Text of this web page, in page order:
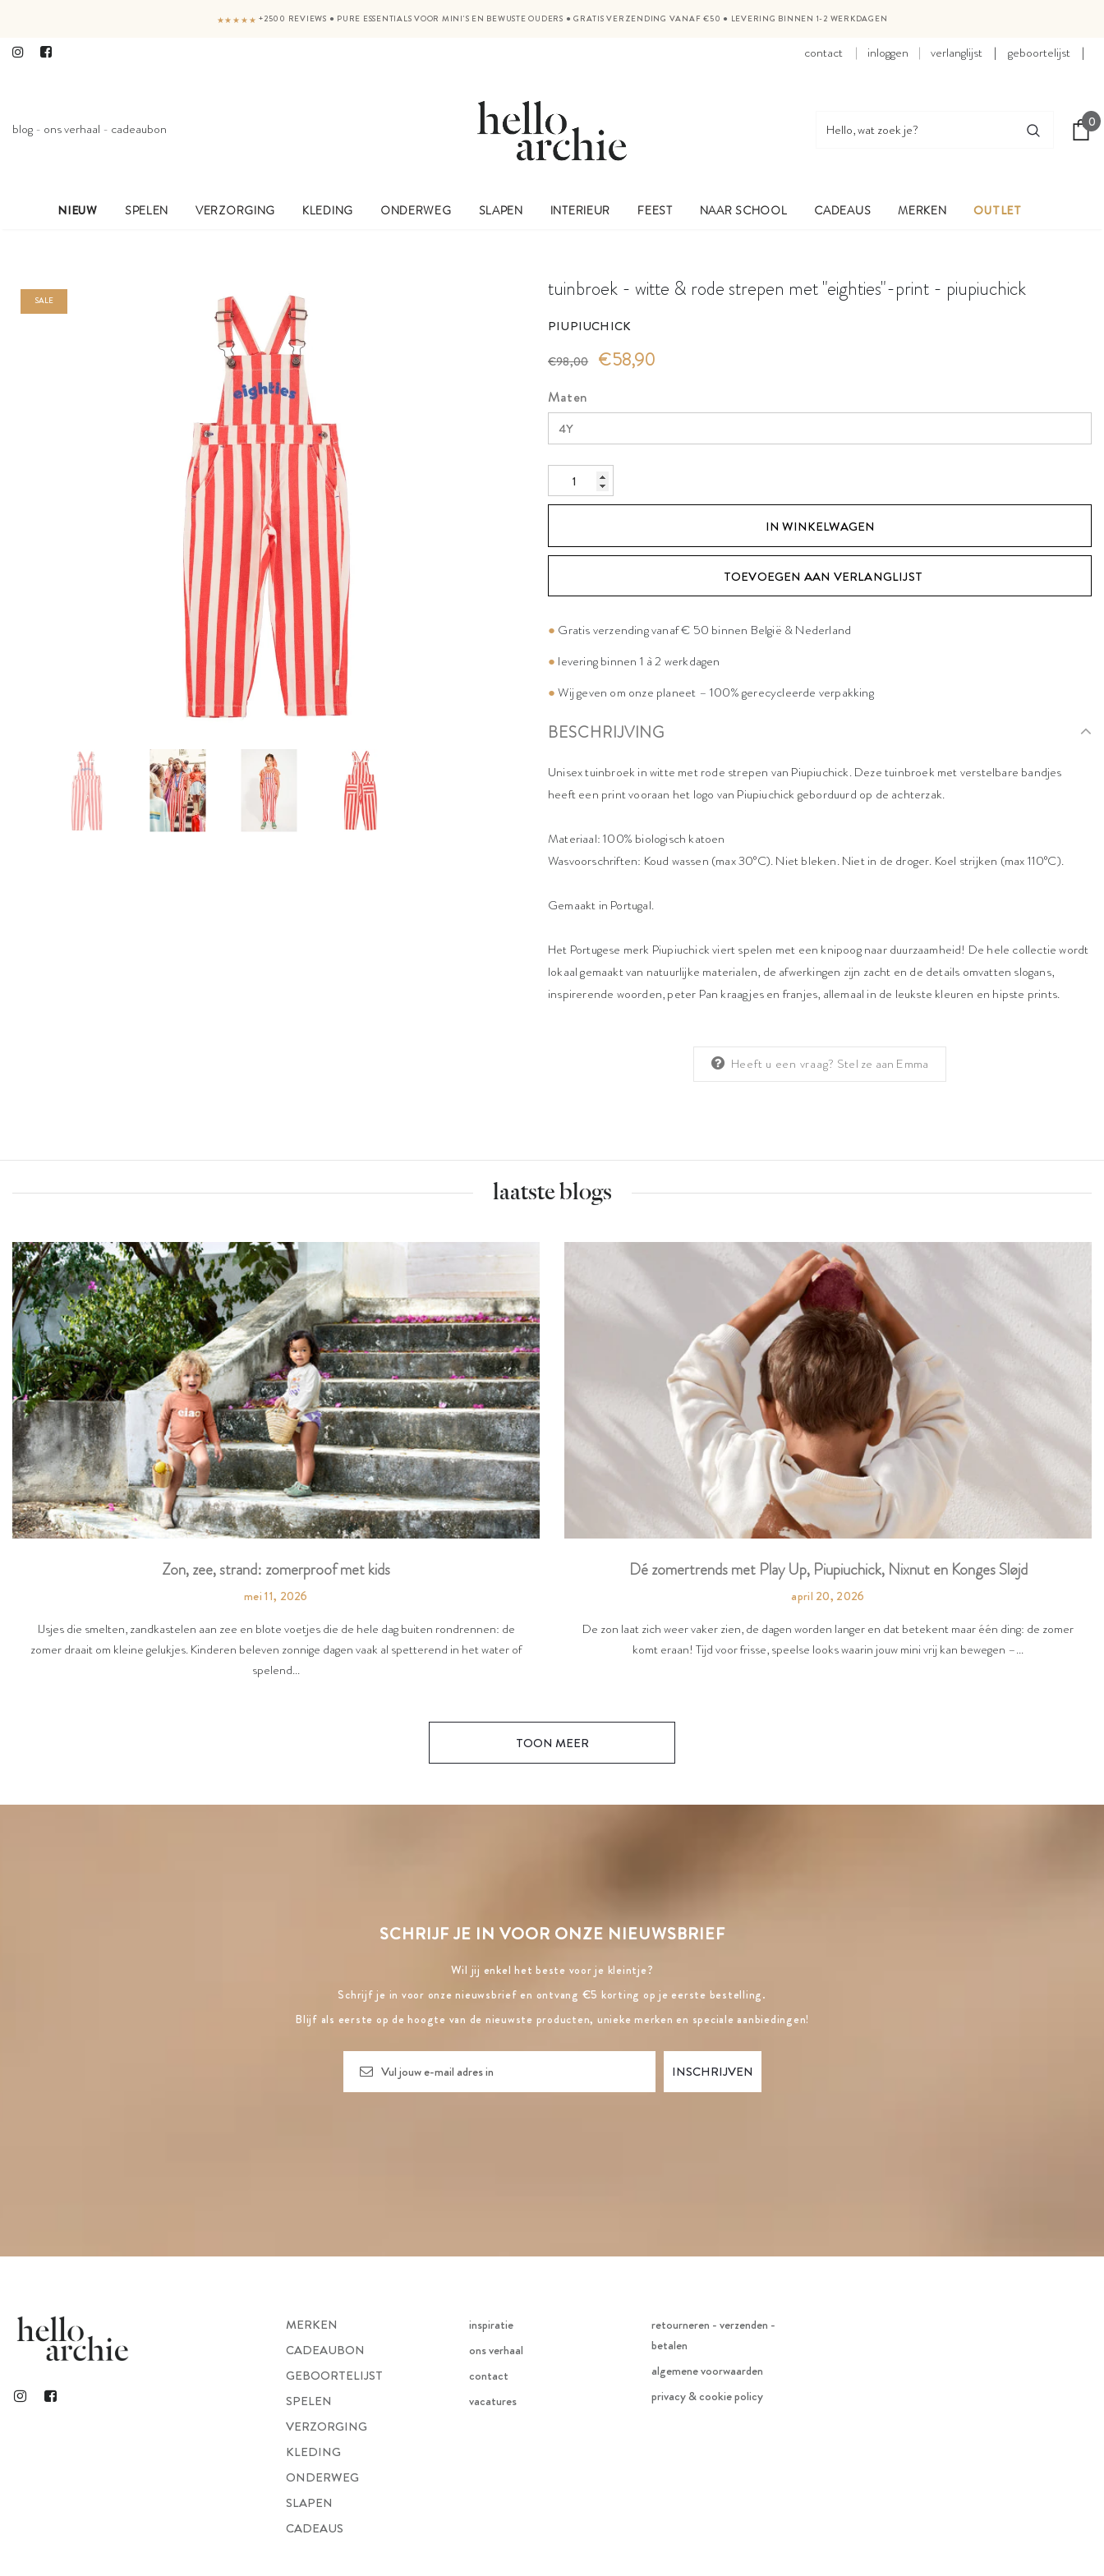
★★★★★ +2500 REVIEWS ● PURE ESSENTIALS VOOR MINI'S EN BEWUSTE OUDERS ●GRATIS VERZENDING VANAF €50 ● LEVERING BINNEN 1-2 WERKDAGEN
contact inloggen verlanglijst | geboortelijst |
blog - ons verhaal - cadeaubon 0
NIEUW SPELEN VERZORGING KLEDING ONDERWEG SLAPEN INTERIEUR FEEST NAAR SCHOOL CADEAUS MERKEN OUTLET
SALE tuinbroek - witte & rode strepen met "eighties"-print - piupiuchick
PIUPIUCHICK
€98,00 €58,90
Maten
TOEVOEGEN AAN VERLANGLIJST
● Gratis verzending vanaf € 50 binnen België & Nederland
● levering binnen 1 à 2 werkdagen
●Wij geven om onze planeet – 100% gerecycleerde verpakking
BESCHRIJVING
Unisex tuinbroek in witte met rode strepen van Piupiuchick. Deze tuinbroek met verstelbare bandjes
heeft een print vooraan het logo van Piupiuchick geborduurd op de achterzak.
Materiaal: 100% biologisch katoen
Wasvoorschriften: Koud wassen (max 30°C). Niet bleken. Niet in de droger. Koel strijken (max 110°C).
Gemaakt in Portugal.
Het Portugese merk Piupiuchick viert spelen met een knipoog naar duurzaamheid! De hele collectie wordt
lokaal gemaakt van natuurlijke materialen, de afwerkingen zijn zacht en de details omvatten slogans,
inspirerende woorden, peter Pan kraagjes en franjes, allemaal in de leukste kleuren en hipste prints.
Heeft u een vraag? Stel ze aan Emma
laatste blogs
Zon, zee, strand: zomerproof met kids
mei 11, 2026
IJsjes die smelten, zandkastelen aan zee en blote voetjes die de hele dag buiten rondrennen: de
zomer draait om kleine gelukjes. Kinderen beleven zonnige dagen vaak al spetterend in het water of
spelend...
Dé zomertrends met Play Up, Piupiuchick, Nixnut en Konges Sløjd
april 20, 2026
De zon laat zich weer vaker zien, de dagen worden langer en dat betekent maar één ding: de zomer
komt eraan! Tijd voor frisse, speelse looks waarin jouw mini vrij kan bewegen –...
TOON MEER
SCHRIJF JE IN VOOR ONZE NIEUWSBRIEF
Wil jij enkel het beste voor je kleintje?
Schrijf je in voor onze nieuwsbrief en ontvang €5 korting op je eerste bestelling.
Blijf als eerste op de hoogte van de nieuwste producten, unieke merken en speciale aanbiedingen!
MERKEN
CADEAUBON
GEBOORTELIJST
SPELEN
VERZORGING
KLEDING
ONDERWEG
SLAPEN
CADEAUS
inspiratie
ons verhaal
contact
vacatures
retourneren - verzenden -
betalen
algemene voorwaarden
privacy & cookie policy